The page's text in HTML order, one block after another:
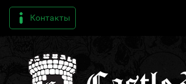
Контакты